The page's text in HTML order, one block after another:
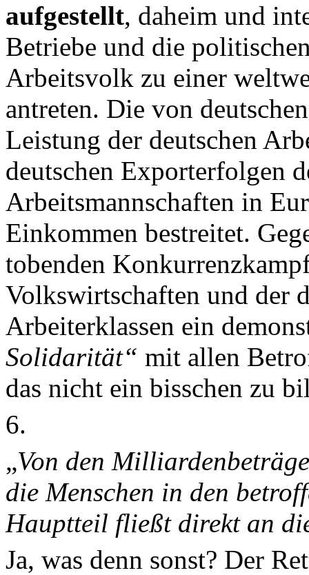
aufgestellt, daheim und
Betriebe und die
Arbeitsvolk zu einer
antreten. Die von
Leistung der deutschen
deutschen Exporterfolgen
Arbeitsmannschaften in
Einkommen bestreitet.
tobenden
Volkswirtschaften und der
Arbeiterklassen ein
Solidarität“ mit allen
das nicht ein bisschen zu
6.
„Von den
die Menschen in den
Hauptteil fließt direkt an
Ja, was denn sonst? Der